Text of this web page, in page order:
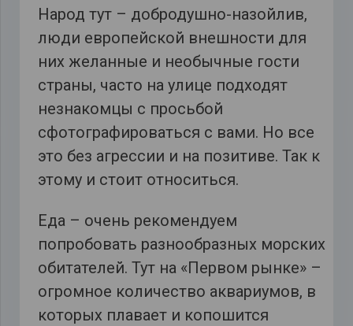
Народ тут – добродушно-назойлив,
люди европейской внешности для
них желанные и необычные гости
страны, часто на улице подходят
незнакомцы с просьбой
сфотографироваться с вами. Но все
это без агрессии и на позитиве. Так к
этому и стоит относиться.
Еда – очень рекомендуем
попробовать разнообразных морских
обитателей. Тут на «Первом рынке» –
огромное количество аквариумов, в
которых плавает и копошится